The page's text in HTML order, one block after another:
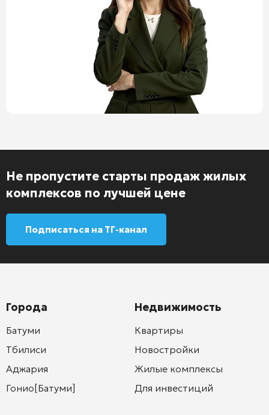
Не пропустите старты продаж жилых
комплексов по лучшей цене
Подписаться на ТГ-канал
Города
Батуми
Тбилиси
Аджария
Гонио[Батуми]
Недвижимость
Квартиры
Новостройки
Жилые комплексы
Для инвестиций